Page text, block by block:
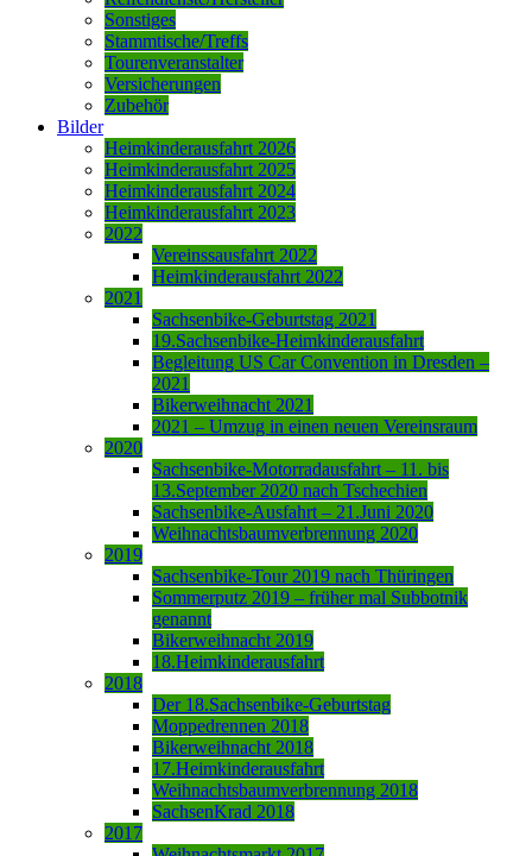
Sonstiges
Stammtische/Treffs
Tourenveranstalter
Versicherungen
Zubehör
Bilder
Heimkinderausfahrt 2026
Heimkinderausfahrt 2025
Heimkinderausfahrt 2024
Heimkinderausfahrt 2023
2022
Vereinssausfahrt 2022
Heimkinderausfahrt 2022
2021
Sachsenbike-Geburtstag 2021
19.Sachsenbike-Heimkinderausfahrt
Begleitung US Car Convention in Dresden –
2021
Bikerweihnacht 2021
2021 – Umzug in einen neuen Vereinsraum
2020
Sachsenbike-Motorradausfahrt – 11. bis
13.September 2020 nach Tschechien
Sachsenbike-Ausfahrt – 21.Juni 2020
Weihnachtsbaumverbrennung 2020
2019
Sachsenbike-Tour 2019 nach Thüringen
Sommerputz 2019 – früher mal Subbotnik
genannt
Bikerweihnacht 2019
18.Heimkinderausfahrt
2018
Der 18.Sachsenbike-Geburtstag
Moppedrennen 2018
Bikerweihnacht 2018
17.Heimkinderausfahrt
Weihnachtsbaumverbrennung 2018
SachsenKrad 2018
2017